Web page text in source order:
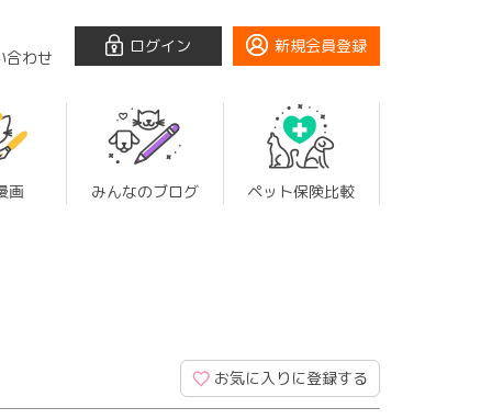
合わせ
ログイン 新規会員登録
画 みんなのブログ ペット保険比較
お気に入りに登録する